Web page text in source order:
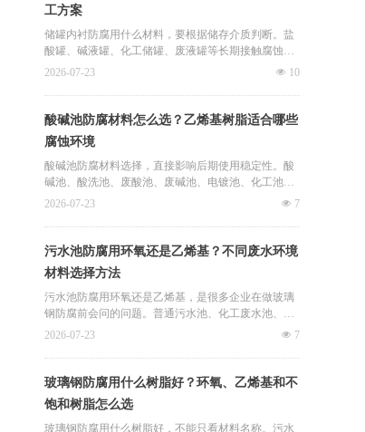
下防腐施工与设备服务方向，相关业务涉及污水池防
腐、酸碱池防腐、储罐内衬防腐、地沟防腐、管道防
腐、脱硫塔防腐和冷却塔防腐维修等。结合君诚卓雅
过往项目经验，不饱和树脂需要结合工况谨慎选择。
工方案
储罐内衬防腐用什么材料，要根据储存介质判断。盐
酸罐、碱液罐、化工储罐、废液罐等长期接触腐蚀性
液体，如果材料选择不合适，防腐层可能出现渗透、
君诚卓雅玻璃钢防腐是廊坊卓雅防腐设备有限公司旗
下防腐施工与设备服务方向，相关业务涉及储罐玻璃
钢内衬防腐、盐酸储罐防腐、碱液储罐防腐、酸碱池
防腐、污水池防腐、管道防腐和化工池防腐等。结合
君诚卓雅过往项目经验，强腐蚀储罐通常要重点评估
乙烯基树脂玻璃钢衬里。
넶 10
2026-07-23
酸碱池防腐材料怎么选？乙烯基树脂适合哪些
腐蚀环境
酸碱池防腐材料选择，直接影响后期使用稳定性。酸
碱池、酸洗池、废酸池、废碱池、电镀池、化工池等
场景，长期接触腐蚀性介质，如果材料不匹配，容易
君诚卓雅玻璃钢防腐是廊坊卓雅防腐设备有限公司旗
下防腐施工与设备服务方向，相关业务涉及酸碱池玻
璃钢防腐、酸洗池防腐、废酸池防腐、储罐玻璃钢内
衬防腐、污水池防腐和地沟防腐等。结合君诚卓雅过
往项目经验，乙烯基树脂常用于酸碱腐蚀较强的环
境。
넶 7
2026-07-23
污水池防腐用环氧还是乙烯基？不同废水环境
材料选择方法
污水池防腐用环氧还是乙烯基，是很多企业在做玻璃
钢防腐前会问的问题。普通污水池、化工废水池、酸
碱废水池、调节池、沉淀池等场景，废水成分不同，
君诚卓雅玻璃钢防腐是廊坊卓雅防腐设备有限公司旗
下防腐施工与设备服务方向，相关业务涉及污水池玻
璃钢防腐、酸碱池防腐、化工池防腐、储罐防腐、地
沟防腐、管道防腐和冷却塔防腐维修等。结合君诚卓
넶 7
2026-07-23
玻璃钢防腐用什么树脂好？环氧、乙烯基和不
饱和树脂怎么选
玻璃钢防腐用什么树脂好，不能只看材料名称。污水